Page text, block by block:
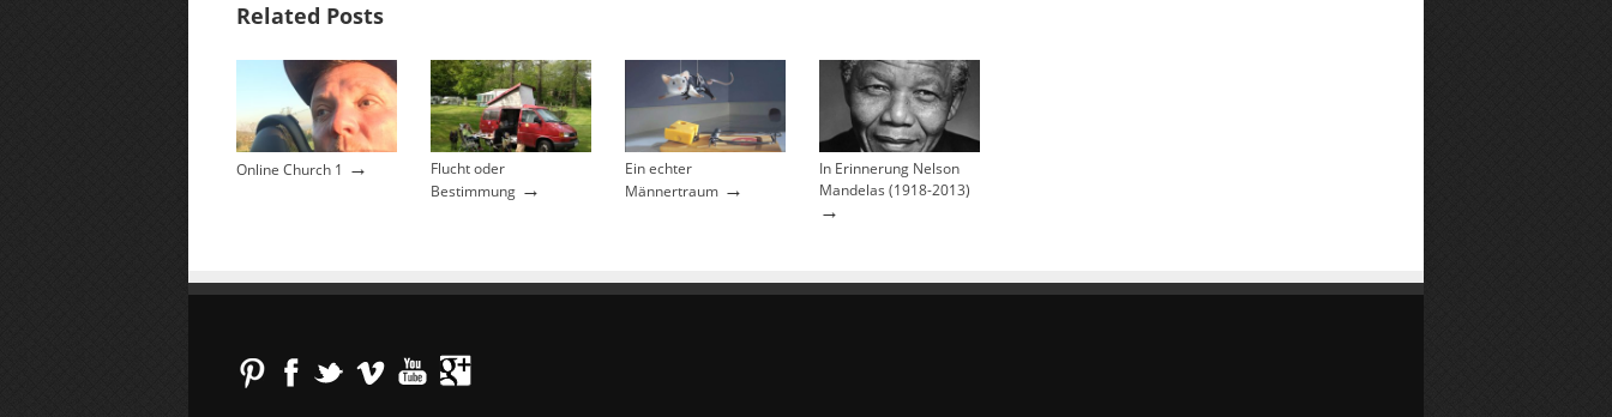
Related Posts
Online Church 1 →
Flucht oder
Bestimmung →
Ein echter
Männertraum →
In Erinnerung Nelson
Mandelas (1918-2013)
→